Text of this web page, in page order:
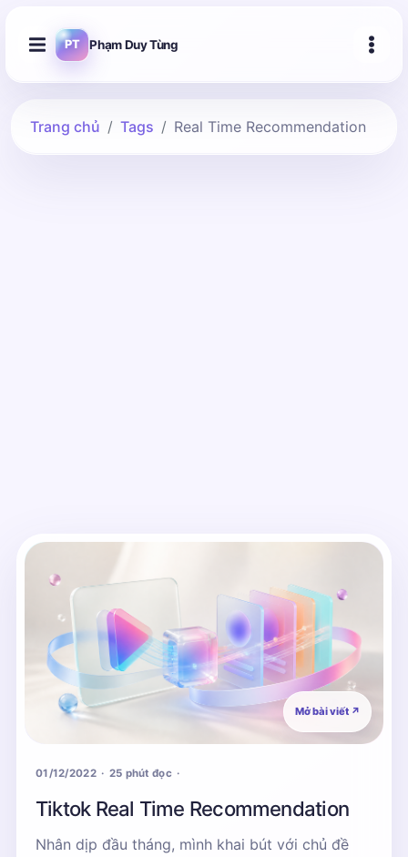
PT Phạm Duy Tùng
Trang chủ Tags Real Time Recommendation
Mở bài viết ↗
01/12/2022 25 phút đọc
Tiktok Real Time Recommendation
Nhân dịp đầu tháng, mình khai bút với chủ đề